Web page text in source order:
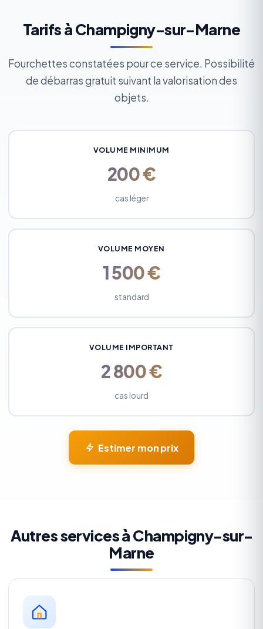
Tarifs à Champigny-sur-Marne
Fourchettes constatées pour ce service. Possibilité
de débarras gratuit suivant la valorisation des
objets.
VOLUME MINIMUM
200 €
cas léger
VOLUME MOYEN
1 500 €
standard
VOLUME IMPORTANT
2 800 €
cas lourd
Estimer mon prix
Autres services à Champigny-sur-
Marne